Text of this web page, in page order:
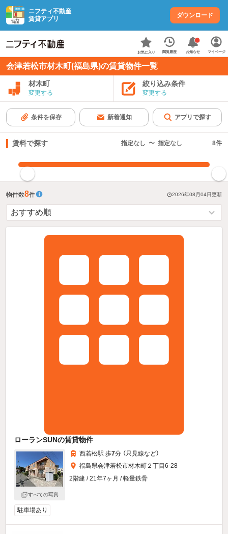
ニフティ不動産
賃貸アプリ
ダウンロード
お気に入り 閲覧履歴 お知らせ マイページ
会津若松市材木町(福島県)の賃貸物件一覧
材木町
変更する
絞り込み条件
変更する
条件を保存 新着通知 アプリで探す
賃料で探す 指定なし 〜 指定なし 8件
物件数8件 2026年08月04日更新
ローランSUNの賃貸物件
すべての写真
西若松駅 歩7分 （只見線など）
福島県会津若松市材木町２丁目6-28
2階建 / 21年7ヶ月 / 軽量鉄骨
駐車場あり